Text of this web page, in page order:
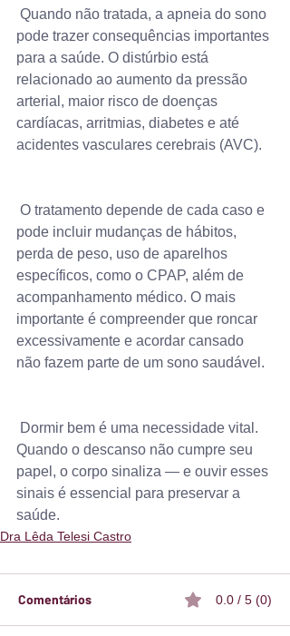
pode trazer consequências importantes
para a saúde. O distúrbio está
relacionado ao aumento da pressão
arterial, maior risco de doenças
cardíacas, arritmias, diabetes e até
acidentes vasculares cerebrais (AVC).
pode incluir mudanças de hábitos,
perda de peso, uso de aparelhos
específicos, como o CPAP, além de
acompanhamento médico. O mais
importante é compreender que roncar
excessivamente e acordar cansado
não fazem parte de um sono saudável.
Quando o descanso não cumpre seu
papel, o corpo sinaliza — e ouvir esses
sinais é essencial para preservar a
saúde.
Dra Lêda Telesi Castro
Comentários 0.0 / 5 (0)